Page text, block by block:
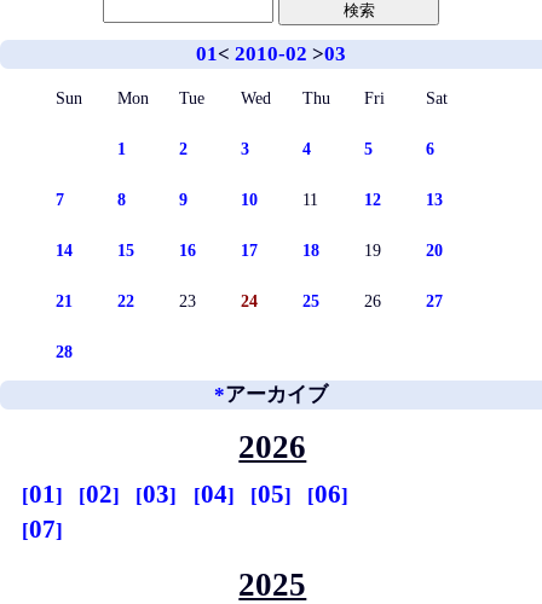
01< 2010-02 >03
Sun Mon Tue Wed Thu Fri Sat
1 2 3 4 5 6
7 8 9 10 11 12 13
14 15 16 17 18 19 20
21 22 23 24 25 26 27
28
*アーカイブ
2026
01 02 03 04 05
06
07
2025